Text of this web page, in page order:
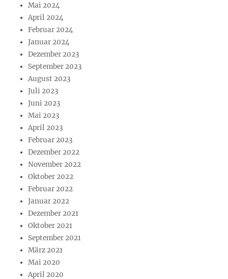
Mai 2024
April 2024
Februar 2024
Januar 2024
Dezember 2023
September 2023
August 2023
Juli 2023
Juni 2023
Mai 2023
April 2023
Februar 2023
Dezember 2022
November 2022
Oktober 2022
Februar 2022
Januar 2022
Dezember 2021
Oktober 2021
September 2021
März 2021
Mai 2020
April 2020